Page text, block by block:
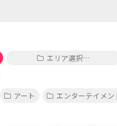
エリア選択…
アート エンターテイメン